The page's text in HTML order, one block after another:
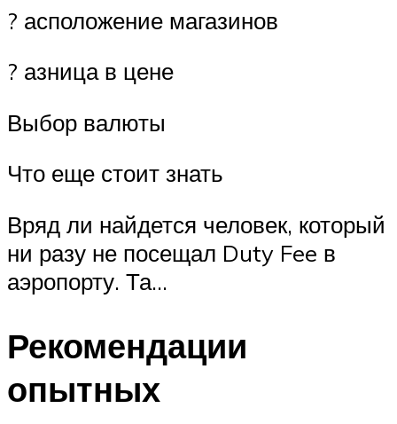
? асположение магазинов
? азница в цене
Выбор валюты
Что еще стоит знать
Вряд ли найдется человек, который
ни разу не посещал Duty Fee в
аэропорту. Та…
Рекомендации
опытных